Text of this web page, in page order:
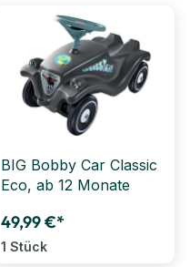
BIG Bobby Car Classic
Eco, ab 12 Monate
49,99 €*
1 Stück